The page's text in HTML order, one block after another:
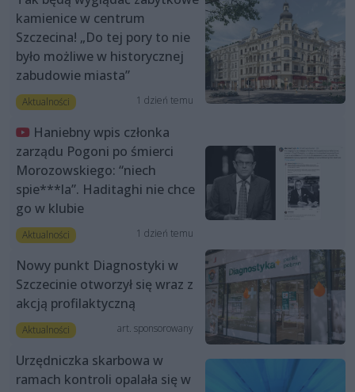
kamienice w centrum
Szczecina! „Do tej pory to nie
było możliwe w historycznej
zabudowie miasta”
Aktualności 1 dzień temu
Haniebny wpis członka
zarządu Pogoni po śmierci
Morozowskiego: “niech
spie***la”. Haditaghi nie chce
go w klubie
Aktualności 1 dzień temu
Nowy punkt Diagnostyki w
Szczecinie otworzył się wraz z
akcją profilaktyczną
Aktualności art. sponsorowany
Urzędniczka skarbowa w
ramach kontroli opalała się w